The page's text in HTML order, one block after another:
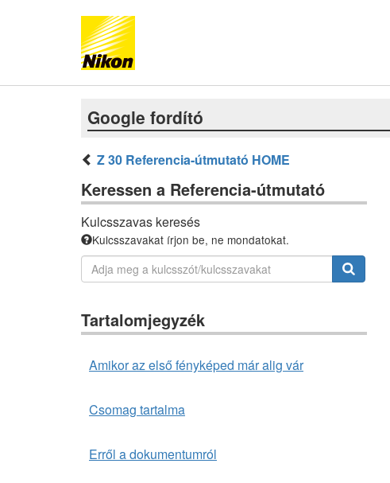
Google fordító
Z 30 Referencia-útmutató HOME
Keressen a Referencia-útmutató
Kulcsszavas keresés
Kulcsszavakat írjon be, ne mondatokat.
Tartalomjegyzék
Amikor az első fényképed már alig vár
Csomag tartalma
Erről a dokumentumról